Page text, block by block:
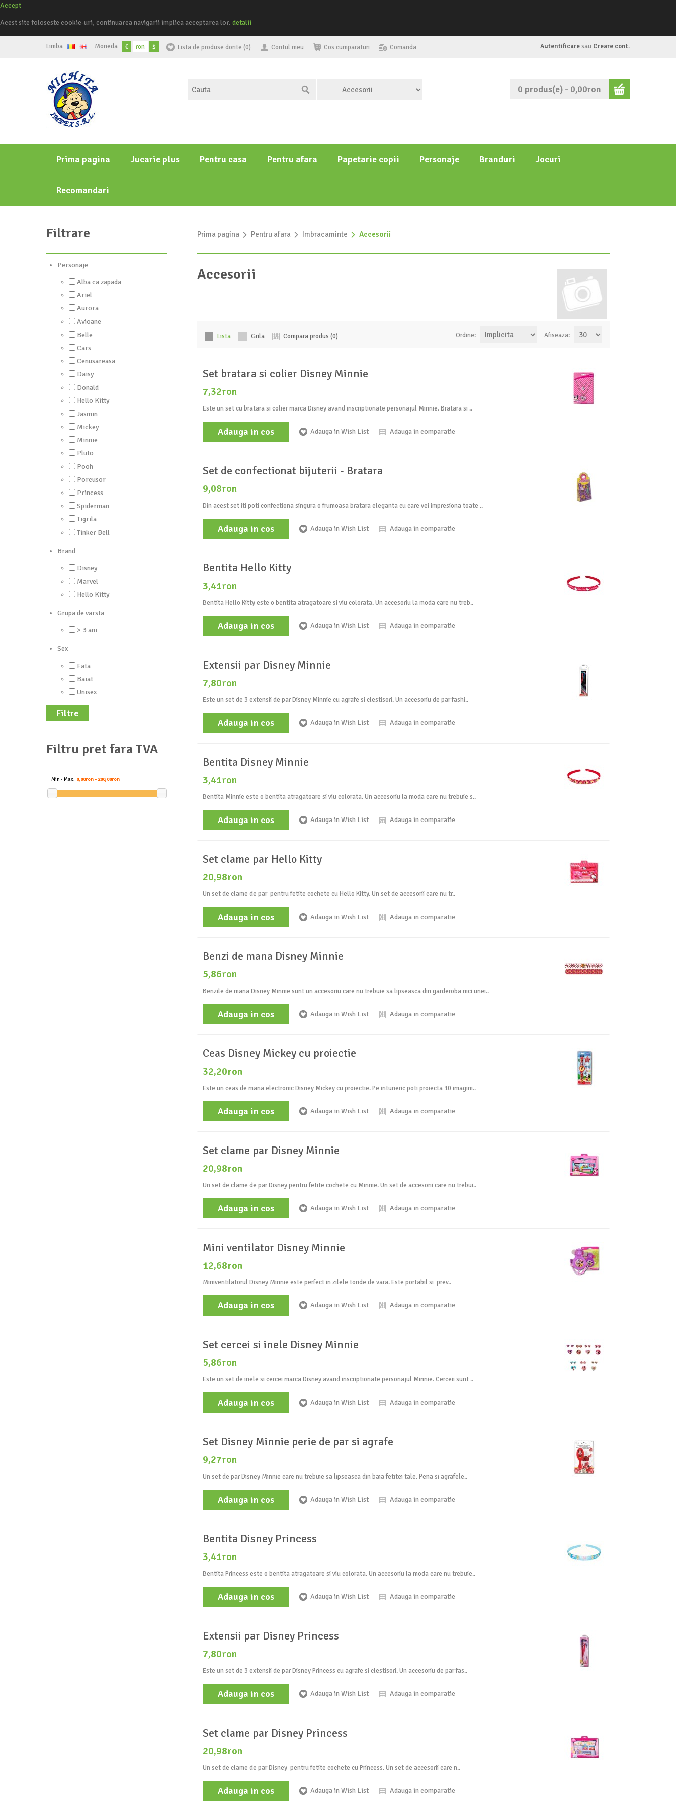
Accept
Acest site foloseste cookie-uri, continuarea navigarii implica acceptarea lor. detalii
Limba Moneda € ron $ Lista de produse dorite (0) Contul meu Cos cumparaturi Comanda Autentificare sau Creare cont.
0 produs(e) - 0,00ron
Prima pagina Jucarie plus Pentru casa Pentru afara Papetarie copii Personaje Branduri Jocuri
Recomandari
Filtrare
Personaje
Alba ca zapada
Ariel
Aurora
Avioane
Belle
Cars
Cenusareasa
Daisy
Donald
Hello Kitty
Jasmin
Mickey
Minnie
Pluto
Pooh
Porcusor
Princess
Spiderman
Tigrila
Tinker Bell
Brand
Disney
Marvel
Hello Kitty
Grupa de varsta
> 3 ani
Sex
Fata
Baiat
Unisex
Filtre
Filtru pret fara TVA
Min - Max: 0,00ron - 200,00ron
Prima pagina » Pentru afara » Imbracaminte » Accesorii
Accesorii
Lista Grila Compara produs (0) Afiseaza:
Ordine:
Set bratara si colier Disney Minnie
7,32ron
Este un set cu bratara si colier marca Disney avand inscriptionate personajul Minnie. Bratara si ..
Adauga in cos Adauga in Wish List Adauga in comparatie
Set de confectionat bijuterii - Bratara
9,08ron
Din acest set iti poti confectiona singura o frumoasa bratara eleganta cu care vei impresiona toate ..
Adauga in cos Adauga in Wish List Adauga in comparatie
Bentita Hello Kitty
3,41ron
Bentita Hello Kitty este o bentita atragatoare si viu colorata. Un accesoriu la moda care nu treb..
Adauga in cos Adauga in Wish List Adauga in comparatie
Extensii par Disney Minnie
7,80ron
Este un set de 3 extensii de par Disney Minnie cu agrafe si clestisori. Un accesoriu de par fashi..
Adauga in cos Adauga in Wish List Adauga in comparatie
Bentita Disney Minnie
3,41ron
Bentita Minnie este o bentita atragatoare si viu colorata. Un accesoriu la moda care nu trebuie s..
Adauga in cos Adauga in Wish List Adauga in comparatie
Set clame par Hello Kitty
20,98ron
Un set de clame de par pentru fetite cochete cu Hello Kitty. Un set de accesorii care nu tr..
Adauga in cos Adauga in Wish List Adauga in comparatie
Benzi de mana Disney Minnie
5,86ron
Benzile de mana Disney Minnie sunt un accesoriu care nu trebuie sa lipseasca din garderoba nici unei..
Adauga in cos Adauga in Wish List Adauga in comparatie
Ceas Disney Mickey cu proiectie
32,20ron
Este un ceas de mana electronic Disney Mickey cu proiectie. Pe intuneric poti proiecta 10 imagini..
Adauga in cos Adauga in Wish List Adauga in comparatie
Set clame par Disney Minnie
20,98ron
Un set de clame de par Disney pentru fetite cochete cu Minnie. Un set de accesorii care nu trebui..
Adauga in cos Adauga in Wish List Adauga in comparatie
Mini ventilator Disney Minnie
12,68ron
Miniventilatorul Disney Minnie este perfect in zilele toride de vara. Este portabil si prev..
Adauga in cos Adauga in Wish List Adauga in comparatie
Set cercei si inele Disney Minnie
5,86ron
Este un set de inele si cercei marca Disney avand inscriptionate personajul Minnie. Cerceii sunt ..
Adauga in cos Adauga in Wish List Adauga in comparatie
Set Disney Minnie perie de par si agrafe
9,27ron
Un set de par Disney Minnie care nu trebuie sa lipseasca din baia fetitei tale. Peria si agrafele..
Adauga in cos Adauga in Wish List Adauga in comparatie
Bentita Disney Princess
3,41ron
Bentita Princess este o bentita atragatoare si viu colorata. Un accesoriu la moda care nu trebuie..
Adauga in cos Adauga in Wish List Adauga in comparatie
Extensii par Disney Princess
7,80ron
Este un set de 3 extensii de par Disney Princess cu agrafe si clestisori. Un accesoriu de par fas..
Adauga in cos Adauga in Wish List Adauga in comparatie
Set clame par Disney Princess
20,98ron
Un set de clame de par Disney pentru fetite cochete cu Princess. Un set de accesorii care n..
Adauga in cos Adauga in Wish List Adauga in comparatie